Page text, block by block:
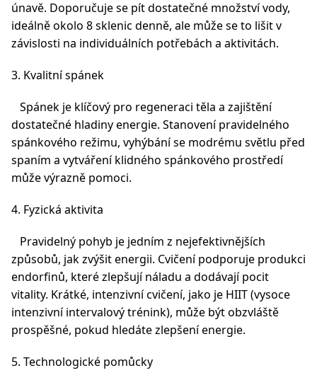
únavě. Doporučuje se pít dostatečné množství vody,
ideálně okolo 8 sklenic denně, ale může se to lišit v
závislosti na individuálních potřebách a aktivitách.
3. Kvalitní spánek
Spánek je klíčový pro regeneraci těla a zajištění
dostatečné hladiny energie. Stanovení pravidelného
spánkového režimu, vyhýbání se modrému světlu před
spaním a vytváření klidného spánkového prostředí
může výrazně pomoci.
4. Fyzická aktivita
Pravidelný pohyb je jedním z nejefektivnějších
způsobů, jak zvýšit energii. Cvičení podporuje produkci
endorfinů, které zlepšují náladu a dodávají pocit
vitality. Krátké, intenzivní cvičení, jako je HIIT (vysoce
intenzivní intervalový trénink), může být obzvláště
prospěšné, pokud hledáte zlepšení energie.
5. Technologické pomůcky